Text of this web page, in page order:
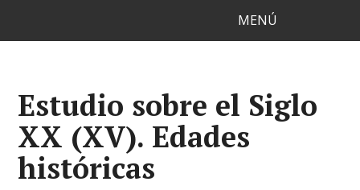
MENÚ
Estudio sobre el Siglo
XX (XV). Edades
históricas